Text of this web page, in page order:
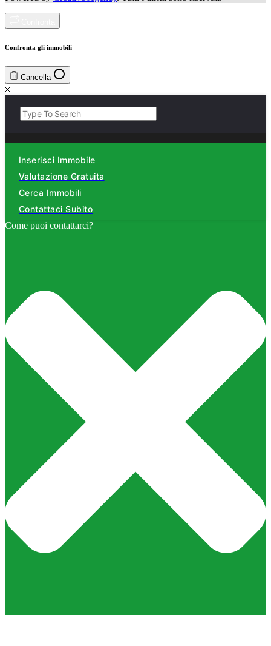
Confronta gli immobili
Cancella
Inserisci Immobile
Valutazione Gratuita
Cerca Immobili
Contattaci Subito
Come puoi contattarci?